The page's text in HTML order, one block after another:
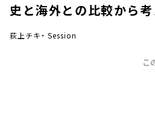
史と海外との比較から考
荻上チキ・ Session
こ